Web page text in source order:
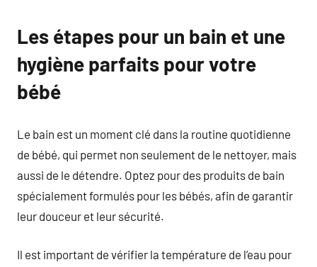
Les étapes pour un bain et une
hygiène parfaits pour votre
bébé
Le bain est un moment clé dans la routine quotidienne
de bébé, qui permet non seulement de le nettoyer, mais
aussi de le détendre. Optez pour des produits de bain
spécialement formulés pour les bébés, afin de garantir
leur douceur et leur sécurité.
Il est important de vérifier la température de l’eau pour